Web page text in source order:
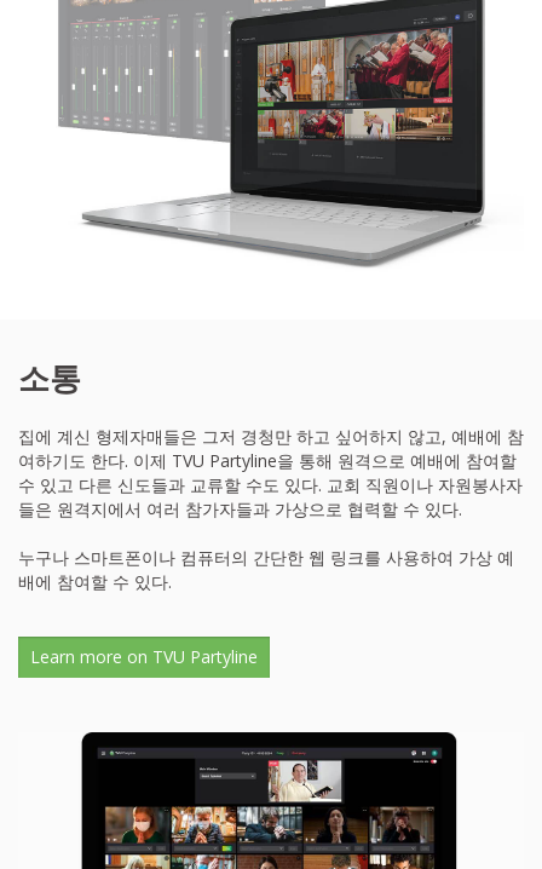
소통
집에 계신 형제자매들은 그저 경청만 하고 싶어하지 않고, 예배에 참
여하기도 한다. 이제 TVU Partyline을 통해 원격으로 예배에 참여할
수 있고 다른 신도들과 교류할 수도 있다. 교회 직원이나 자원봉사자
들은 원격지에서 여러 참가자들과 가상으로 협력할 수 있다.
누구나 스마트폰이나 컴퓨터의 간단한 웹 링크를 사용하여 가상 예
배에 참여할 수 있다.
Learn more on TVU Partyline